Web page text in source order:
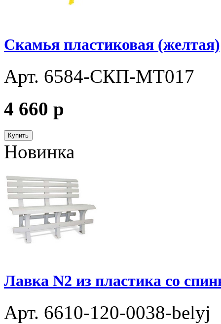
Скамья пластиковая (желтая)
Арт. 6584-СКП-МТ017
4 660 p
Купить
Новинка
Лавка N2 из пластика со
Арт. 6610-120-0038-belyj